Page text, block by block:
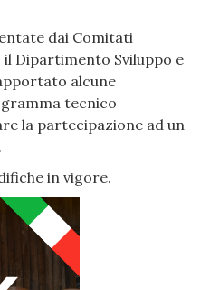
dai Comitati
Dipartimento Sviluppo e
alcune
tecnico
la partecipazione ad un
in vigore.